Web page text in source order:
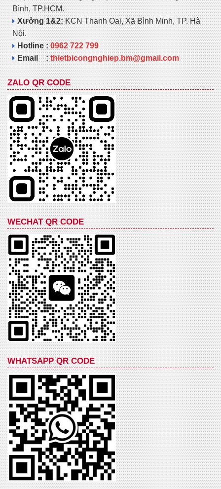
Bình, TP.HCM.
Xưởng 1&2:KCN Thanh Oai, Xã Bình Minh, TP. Hà
Nội.
Hotline :0962 722 799
Email :thietbicongnghiep.bm@gmail.com
ZALO QR CODE
WECHAT QR CODE
WHATSAPP QR CODE